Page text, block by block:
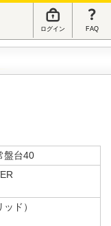
ログイン FAQ
盤台40
ド）